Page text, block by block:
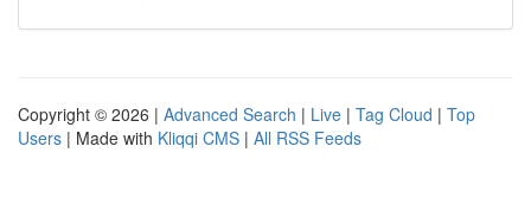
Copyright © 2026 | Advanced Search | Live | Tag Cloud | Top
Users | Made with Kliqqi CMS | All RSS Feeds